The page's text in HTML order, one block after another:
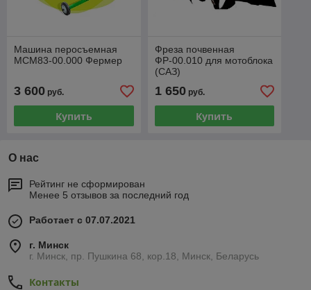
Машина перосъемная
МСМ83-00.000 Фермер
3 600 руб.
Купить
Фреза почвенная
ФР-00.010 для мотоблока
(САЗ)
1 650руб.
Купить
О нас
Рейтинг не сформирован
Менее 5 отзывов за последний год
Работает с 07.07.2021
г. Минск
г. Минск, пр. Пушкина 68, кор.18, Минск, Беларусь
Контакты